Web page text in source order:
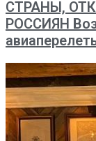
СТРАНЫ,
РОССИЯН